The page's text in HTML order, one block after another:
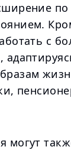
с
могут